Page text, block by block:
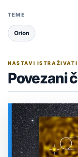
TEME
Orion
NASTAVI ISTRAŽIVATI
Povezani